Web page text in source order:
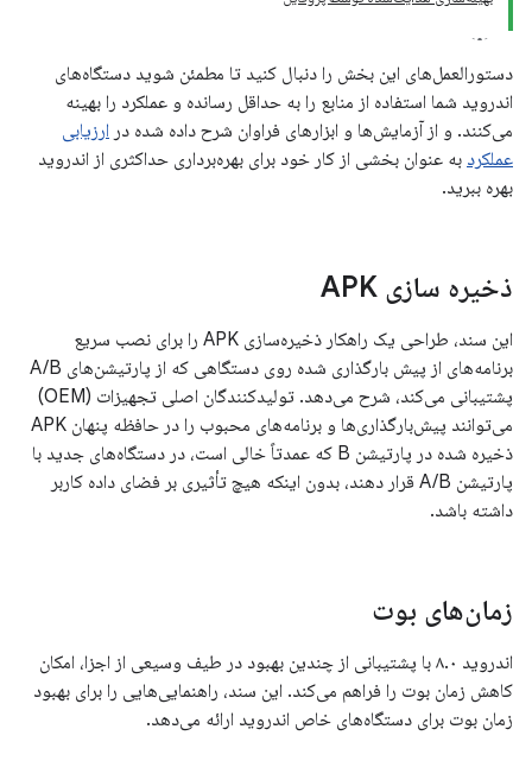
دستورالعمل‌های این بخش را دنبال کنید تا مطمئن شوید دستگاه‌های
اندروید شما استفاده از منابع را به حداقل رسانده و عملکرد را بهینه
می‌کنند. و از آزمایش‌ها و ابزارهای فراوان شرح داده شده در ارزیابی
عملکرد به عنوان بخشی از کار خود برای بهره‌برداری حداکثری از اندروید
بهره ببرید.
ذخیره سازی APK
این سند، طراحی یک راهکار ذخیره‌سازی APK را برای نصب سریع
برنامه‌های از پیش بارگذاری شده روی دستگاهی که از پارتیشن‌های A/B
پشتیبانی می‌کند، شرح می‌دهد. تولیدکنندگان اصلی تجهیزات (OEM)
می‌توانند پیش‌بارگذاری‌ها و برنامه‌های محبوب را در حافظه پنهان APK
ذخیره شده در پارتیشن B که عمدتاً خالی است، در دستگاه‌های جدید با
پارتیشن A/B قرار دهند، بدون اینکه هیچ تأثیری بر فضای داده کاربر
داشته باشد.
زمان‌های بوت
اندروید ۸.۰ با پشتیبانی از چندین بهبود در طیف وسیعی از اجزا، امکان
کاهش زمان بوت را فراهم می‌کند. این سند، راهنمایی‌هایی را برای بهبود
زمان بوت برای دستگاه‌های خاص اندروید ارائه می‌دهد.